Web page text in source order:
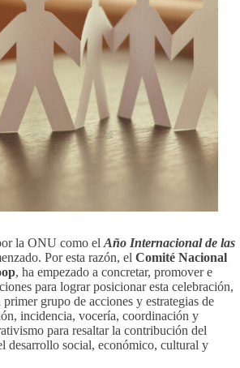
la ONU como el Año Internacional de las
Por esta razón, el Comité Nacional
, ha empezado a concretar, promover e
para lograr posicionar esta celebración,
grupo de acciones y estrategias de
incidencia, vocería, coordinación y
para resaltar la contribución del
desarrollo social, económico, cultural y